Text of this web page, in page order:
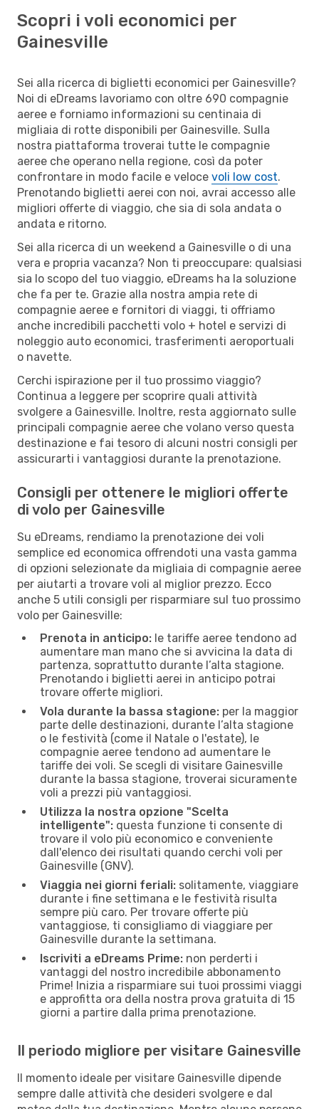
Scopri i voli economici per
Gainesville
Sei alla ricerca di biglietti economici per Gainesville?
Noi di eDreams lavoriamo con oltre 690 compagnie
aeree e forniamo informazioni su centinaia di
migliaia di rotte disponibili per Gainesville. Sulla
nostra piattaforma troverai tutte le compagnie
aeree che operano nella regione, così da poter
confrontare in modo facile e veloce voli low cost.
Prenotando biglietti aerei con noi, avrai accesso alle
migliori offerte di viaggio, che sia di sola andata o
andata e ritorno.
Sei alla ricerca di un weekend a Gainesville o di una
vera e propria vacanza? Non ti preoccupare: qualsiasi
sia lo scopo del tuo viaggio, eDreams ha la soluzione
che fa per te. Grazie alla nostra ampia rete di
compagnie aeree e fornitori di viaggi, ti offriamo
anche incredibili pacchetti volo + hotel e servizi di
noleggio auto economici, trasferimenti aeroportuali
o navette.
Cerchi ispirazione per il tuo prossimo viaggio?
Continua a leggere per scoprire quali attività
svolgere a Gainesville. Inoltre, resta aggiornato sulle
principali compagnie aeree che volano verso questa
destinazione e fai tesoro di alcuni nostri consigli per
assicurarti i vantaggiosi durante la prenotazione.
Consigli per ottenere le migliori offerte
di volo per Gainesville
Su eDreams, rendiamo la prenotazione dei voli
semplice ed economica offrendoti una vasta gamma
di opzioni selezionate da migliaia di compagnie aeree
per aiutarti a trovare voli al miglior prezzo. Ecco
anche 5 utili consigli per risparmiare sul tuo prossimo
volo per Gainesville:
Prenota in anticipo: le tariffe aeree tendono ad
aumentare man mano che si avvicina la data di
partenza, soprattutto durante l’alta stagione.
Prenotando i biglietti aerei in anticipo potrai
trovare offerte migliori.
Vola durante la bassa stagione: per la maggior
parte delle destinazioni, durante l’alta stagione
o le festività (come il Natale o l'estate), le
compagnie aeree tendono ad aumentare le
tariffe dei voli. Se scegli di visitare Gainesville
durante la bassa stagione, troverai sicuramente
voli a prezzi più vantaggiosi.
Utilizza la nostra opzione "Scelta
intelligente": questa funzione ti consente di
trovare il volo più economico e conveniente
dall'elenco dei risultati quando cerchi voli per
Gainesville (GNV).
Viaggia nei giorni feriali: solitamente, viaggiare
durante i fine settimana e le festività risulta
sempre più caro. Per trovare offerte più
vantaggiose, ti consigliamo di viaggiare per
Gainesville durante la settimana.
Iscriviti a eDreams Prime: non perderti i
vantaggi del nostro incredibile abbonamento
Prime! Inizia a risparmiare sui tuoi prossimi viaggi
e approfitta ora della nostra prova gratuita di 15
giorni a partire dalla prima prenotazione.
Il periodo migliore per visitare Gainesville
Il momento ideale per visitare Gainesville dipende
sempre dalle attività che desideri svolgere e dal